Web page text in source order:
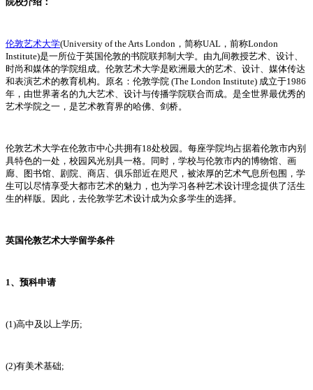
伦敦艺术大学(University of the Arts London，简称UAL，前称London
Institute)是一所位于英国伦敦的书院联邦制大学。由九间教授艺术、设计、
时尚和媒体的学院组成。伦敦艺术大学是欧洲最大的艺术、设计、媒体传达
和表演艺术的教育机构。原名：伦敦学院 (The London Institute) 成立于1986
年，由世界著名的九大艺术、设计与传播学院联合而成。是全世界最优秀的
艺术学院之一，是艺术教育界的哈佛、剑桥。
伦敦艺术大学在伦敦市中心共拥有18处校园。每座学院均占据着伦敦市内别
具特色的一处，校园风光别具一格。同时，学校与伦敦市内的博物馆、画
廊、图书馆、剧院、商店、俱乐部近在咫尺，被浓厚的艺术气息所包围，学
生可以尽情享受大都市艺术的魅力，也为学习各种艺术设计理念提供了活生
生的样版。因此，去伦敦学艺术设计成为众多学生的选择。
英国伦敦艺术大学留学条件
1、预科申请
(1)高中及以上学历;
(2)有美术基础;